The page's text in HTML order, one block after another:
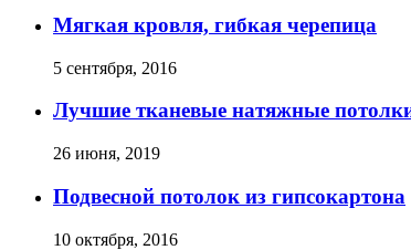
Мягкая кровля, гибкая черепица
5 сентября, 2016
Лучшие тканевые натяжные
26 июня, 2019
Подвесной потолок из гипсокартона
10 октября, 2016